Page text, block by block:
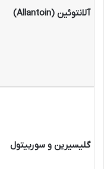
آلانتوئین (Allantoin)
گلیسیرین و سوربیتول